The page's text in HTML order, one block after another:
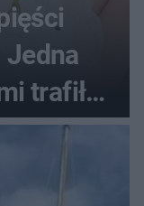
Jedna
trafiła